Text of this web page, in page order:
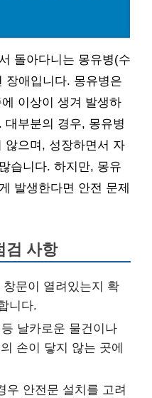
돌아다니는 몽유병(수
장애입니다. 몽유병은
이상이 생겨 발생하
대부분의 경우, 몽유병
않으며, 성장하면서 자
습니다. 하지만, 몽유
발생한다면 안전 문제
검 사항
창문이 열려있는지 확
니다.
날카로운 물건이나
손이 닿지 않는 곳에
우 안전문 설치를 고려